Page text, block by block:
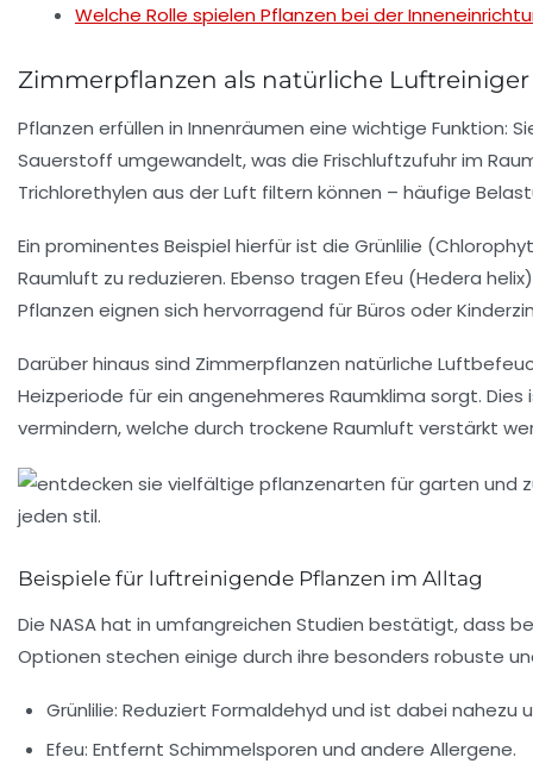
Welche Rolle spielen Pflanzen bei der
Zimmerpflanzen als natürliche
Pflanzen erfüllen in Innenräumen eine wichtige Funktion:
Sauerstoff umgewandelt, was die Frischluftzufuhr im
Trichlorethylen aus der Luft filtern können – häufige
Ein prominentes Beispiel hierfür ist die Grünlilie
Raumluft zu reduzieren. Ebenso tragen Efeu (Hedera
Pflanzen eignen sich hervorragend für Büros oder
Darüber hinaus sind Zimmerpflanzen natürliche
Heizperiode für ein angenehmeres Raumklima sorgt.
vermindern, welche durch trockene Raumluft verstärkt
Beispiele für luftreinigende Pflanzen im Alltag
Die NASA hat in umfangreichen Studien bestätigt, dass
Optionen stechen einige durch ihre besonders robuste
Grünlilie: Reduziert Formaldehyd und ist dabei nahezu
Efeu: Entfernt Schimmelsporen und andere Allergene.